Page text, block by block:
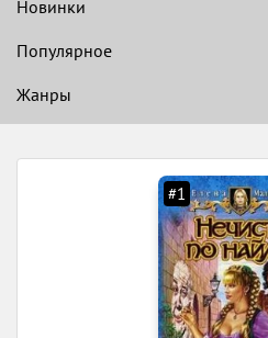
Новинки
Популярное
Жанры
#1